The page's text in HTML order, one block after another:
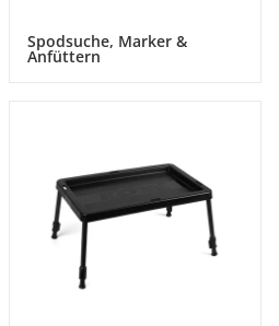
Spodsuche, Marker &
Anfüttern